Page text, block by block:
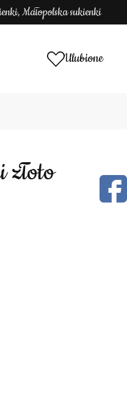
Małopolska sukienki
Ulubione
złoto